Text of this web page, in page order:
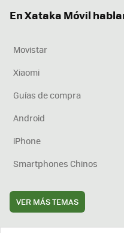
En Xataka Móvil
Movistar
Xiaomi
Guías de compra
Android
iPhone
Smartphones Chinos
VER MÁS TEMAS